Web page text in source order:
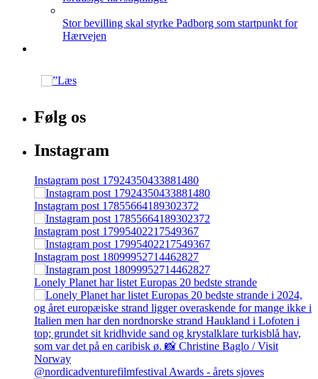
Stor bevilling skal styrke Padborg som startpunkt for
Hærvejen
Følg os
Instagram
Instagram post 17924350433881480
Instagram post 17855664189302372
Instagram post 17995402217549367
Instagram post 18099952714462827
Lonely Planet har listet Europas 20 bedste strande
@nordicadventurefilmfestival Awards - årets sjoves